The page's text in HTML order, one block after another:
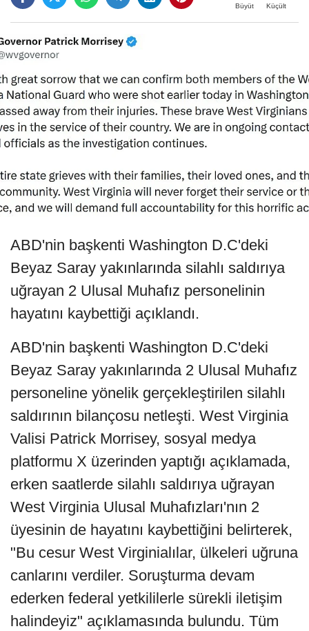
Büyüt Küçült
ABD'nin başkenti Washington D.C'deki
Beyaz Saray yakınlarında silahlı saldırıya
uğrayan 2 Ulusal Muhafız personelinin
hayatını kaybettiği açıklandı.
ABD'nin başkenti Washington D.C'deki
Beyaz Saray yakınlarında 2 Ulusal Muhafız
personeline yönelik gerçekleştirilen silahlı
saldırının bilançosu netleşti. West Virginia
Valisi Patrick Morrisey, sosyal medya
platformu X üzerinden yaptığı açıklamada,
erken saatlerde silahlı saldırıya uğrayan
West Virginia Ulusal Muhafızları'nın 2
üyesinin de hayatını kaybettiğini belirterek,
"Bu cesur West Virginialılar, ülkeleri uğruna
canlarını verdiler. Soruşturma devam
ederken federal yetkililerle sürekli iletişim
halindeyiz" açıklamasında bulundu. Tüm